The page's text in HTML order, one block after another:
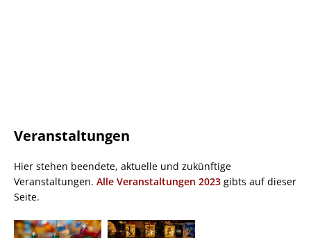
Veranstaltungen
Hier stehen beendete, aktuelle und zukünftige
Veranstaltungen. Alle Veranstaltungen 2023 gibts auf dieser
Seite.